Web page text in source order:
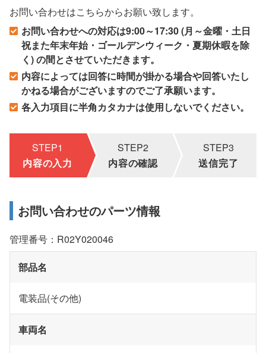
お問い合わせはこちらからお願い致します。
お問い合わせへの対応は9:00～17:30 (月～金曜・土日
祝また年末年始・ゴールデンウィーク・夏期休暇を除
く) の間とさせていただきます。
内容によっては回答に時間が掛かる場合や回答いたし
かねる場合がございますのでご了承願います。
各入力項目に半角カタカナは使用しないでください。
STEP1
内容の入力
STEP2
内容の確認
STEP3
送信完了
お問い合わせのパーツ情報
管理番号：R02Y020046
部品名
電装品(その他)
車両名